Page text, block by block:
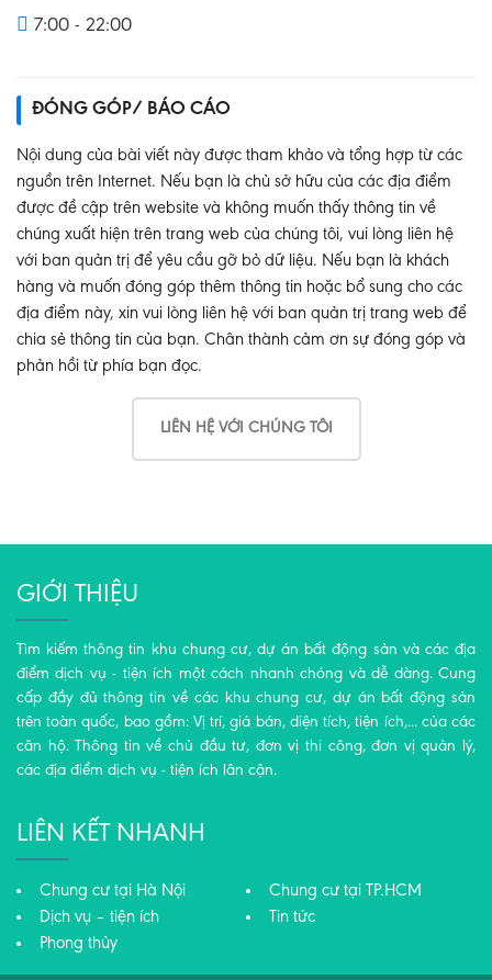
7:00 - 22:00
ĐÓNG GÓP/ BÁO CÁO
Nội dung của bài viết này được tham khảo và tổng hợp từ các
nguồn trên Internet. Nếu bạn là chủ sở hữu của các địa điểm
được đề cập trên website và không muốn thấy thông tin về
chúng xuất hiện trên trang web của chúng tôi, vui lòng liên hệ
với ban quản trị để yêu cầu gỡ bỏ dữ liệu. Nếu bạn là khách
hàng và muốn đóng góp thêm thông tin hoặc bổ sung cho các
địa điểm này, xin vui lòng liên hệ với ban quản trị trang web để
chia sẻ thông tin của bạn. Chân thành cảm ơn sự đóng góp và
phản hồi từ phía bạn đọc.
LIÊN HỆ VỚI CHÚNG TÔI
GIỚI THIỆU
Tìm kiếm thông tin khu chung cư, dự án bất động sản và các địa
điểm dịch vụ - tiện ích một cách nhanh chóng và dễ dàng. Cung
cấp đầy đủ thông tin về các khu chung cư, dự án bất động sản
trên toàn quốc, bao gồm: Vị trí, giá bán, diện tích, tiện ích,... của các
căn hộ. Thông tin về chủ đầu tư, đơn vị thi công, đơn vị quản lý,
các địa điểm dịch vụ - tiện ích lân cận.
LIÊN KẾT NHANH
Chung cư tại Hà Nội
Chung cư tại TP.HCM
Dịch vụ – tiện ích
Tin tức
Phong thủy